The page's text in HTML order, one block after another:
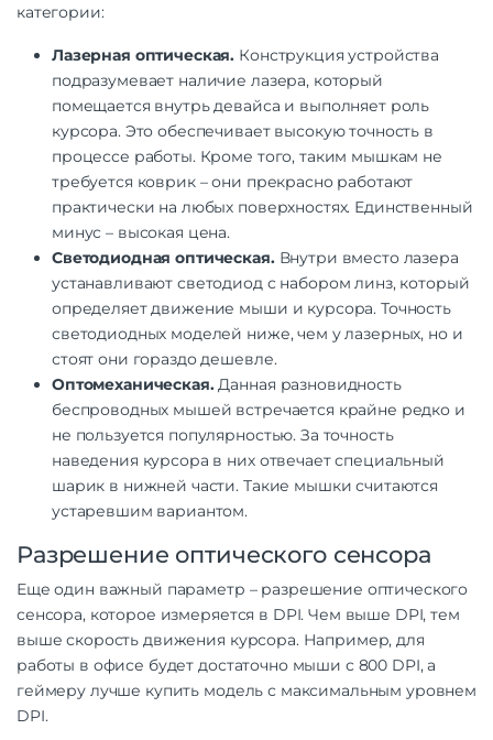
категории:
Лазерная оптическая. Конструкция устройства
подразумевает наличие лазера, который
помещается внутрь девайса и выполняет роль
курсора. Это обеспечивает высокую точность в
процессе работы. Кроме того, таким мышкам не
требуется коврик – они прекрасно работают
практически на любых поверхностях. Единственный
минус – высокая цена.
Светодиодная оптическая.Внутри вместо лазера
устанавливают светодиод с набором линз, который
определяет движение мыши и курсора. Точность
светодиодных моделей ниже, чем у лазерных, но и
стоят они гораздо дешевле.
Оптомеханическая.Данная разновидность
беспроводных мышей встречается крайне редко и
не пользуется популярностью. За точность
наведения курсора в них отвечает специальный
шарик в нижней части. Такие мышки считаются
устаревшим вариантом.
Разрешение оптического сенсора
Еще один важный параметр – разрешение оптического
сенсора, которое измеряется в DPI. Чем выше DPI, тем
выше скорость движения курсора. Например, для
работы в офисе будет достаточно мыши с 800 DPI, а
геймеру лучше купить модель с максимальным уровнем
DPI.